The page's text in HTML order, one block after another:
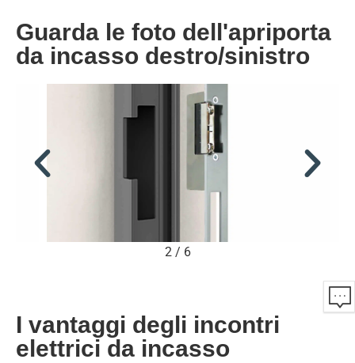
Guarda le foto dell'apriporta
da incasso destro/sinistro
2/ 6
I vantaggi degli incontri
elettrici da incasso